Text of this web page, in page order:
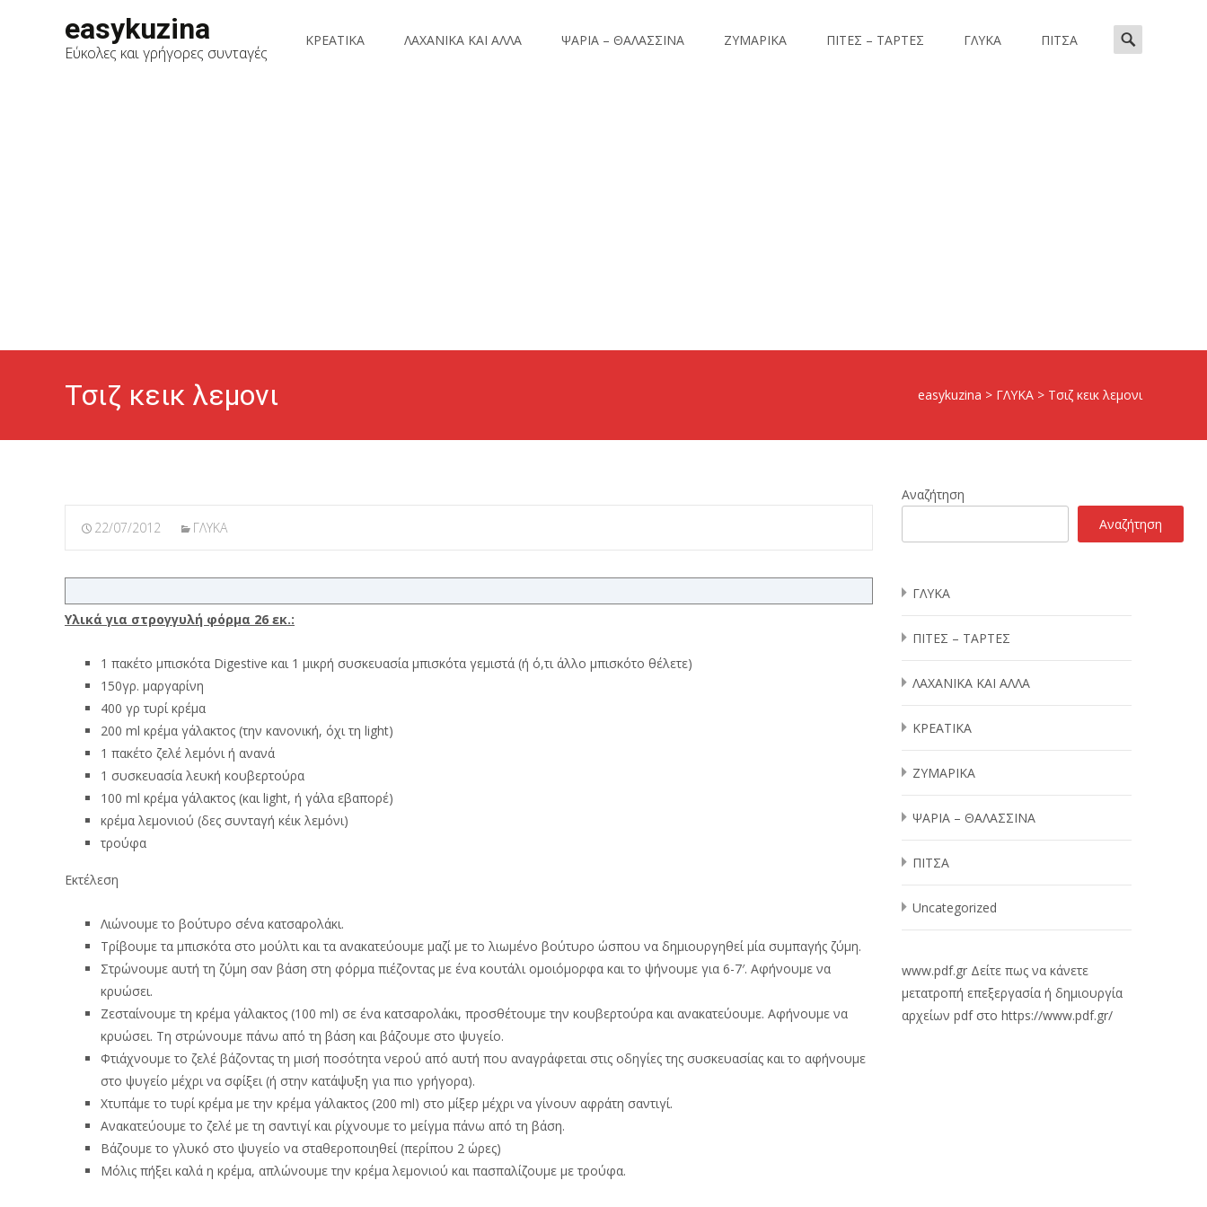
easykuzina
Εύκολες και γρήγορες συνταγές
ΚΡΕΑΤΙΚΑ ΛΑΧΑΝΙΚΑ ΚΑΙ ΑΛΛΑ ΨΑΡΙΑ – ΘΑΛΑΣΣΙΝΑ ΖΥΜΑΡΙΚΑ ΠΙΤΕΣ – ΤΑΡΤΕΣ ΓΛΥΚΑ ΠΙΤΣΑ
Search
for:
Τσιζ κεικ λεμονι easykuzina > ΓΛΥΚΑ > Τσιζ κεικ λεμονι
22/07/2012 ΓΛΥΚΑ
Υλικά για στρογγυλή φόρμα 26 εκ.:
1 πακέτο μπισκότα Digestive και 1 μικρή συσκευασία μπισκότα γεμιστά (ή ό,τι άλλο μπισκότο θέλετε)
150γρ. μαργαρίνη
400 γρ τυρί κρέμα
200 ml κρέμα γάλακτος (την κανονική, όχι τη light)
1 πακέτο ζελέ λεμόνι ή ανανά
1 συσκευασία λευκή κουβερτούρα
100 ml κρέμα γάλακτος (και light, ή γάλα εβαπορέ)
κρέμα λεμονιού (δες συνταγή κέικ λεμόνι)
τρούφα
Εκτέλεση
Λιώνουμε το βούτυρο σ΄ένα κατσαρολάκι.
Τρίβουμε τα μπισκότα στο μούλτι και τα ανακατεύουμε μαζί με το λιωμένο βούτυρο ώσπου να δημιουργηθεί μία συμπαγής ζύμη.
Στρώνουμε αυτή τη ζύμη σαν βάση στη φόρμα πιέζοντας με ένα κουτάλι ομοιόμορφα και το ψήνουμε για 6-7′. Αφήνουμε να
κρυώσει.
Ζεσταίνουμε τη κρέμα γάλακτος (100 ml) σε ένα κατσαρολάκι, προσθέτουμε την κουβερτούρα και ανακατεύουμε. Αφήνουμε να
κρυώσει. Τη στρώνουμε πάνω από τη βάση και βάζουμε στο ψυγείο.
Φτιάχνουμε το ζελέ βάζοντας τη μισή ποσότητα νερού από αυτή που αναγράφεται στις οδηγίες της συσκευασίας και το αφήνουμε
στο ψυγείο μέχρι να σφίξει (ή στην κατάψυξη για πιο γρήγορα).
Χτυπάμε το τυρί κρέμα με την κρέμα γάλακτος (200 ml) στο μίξερ μέχρι να γίνουν αφράτη σαντιγί.
Ανακατεύουμε το ζελέ με τη σαντιγί και ρίχνουμε το μείγμα πάνω από τη βάση.
Βάζουμε το γλυκό στο ψυγείο να σταθεροποιηθεί (περίπου 2 ώρες)
Μόλις πήξει καλά η κρέμα, απλώνουμε την κρέμα λεμονιού και πασπαλίζουμε με τρούφα.
Αναζήτηση
Αναζήτηση
ΓΛΥΚΑ
ΠΙΤΕΣ – ΤΑΡΤΕΣ
ΛΑΧΑΝΙΚΑ ΚΑΙ ΑΛΛΑ
ΚΡΕΑΤΙΚΑ
ΖΥΜΑΡΙΚΑ
ΨΑΡΙΑ – ΘΑΛΑΣΣΙΝΑ
ΠΙΤΣΑ
Uncategorized
www.pdf.gr Δείτε πως να κάνετε
μετατροπή επεξεργασία ή δημιουργία
αρχείων pdf στο https://www.pdf.gr/